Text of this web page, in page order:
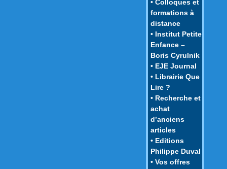
• Colloques et
formations à
distance
• Institut Petite
Enfance –
Boris Cyrulnik
• EJE Journal
• Librairie Que
Lire ?
• Recherche et
achat
d’anciens
articles
• Editions
Philippe Duval
• Vos offres